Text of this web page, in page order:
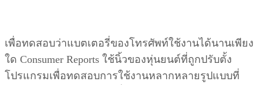
เพื่อทดสอบว่าแบตเตอรี่ของโทรศัพท์ใช้งานได้นานเพียง
ใด Consumer Reports ใช้นิ้วของหุ่นยนต์ที่ถูกปรับตั้ง
โปรแกรมเพื่อทดสอบการใช้งานหลากหลายรูปแบบที่